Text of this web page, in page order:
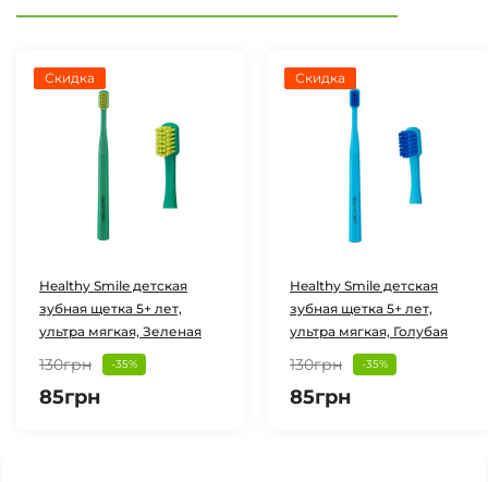
Скидка
Healthy Smile детская
зубная щетка 5+ лет,
ультра мягкая, Зеленая
130грн -35%
85грн
Скидка
Healthy Smile детская
зубная щетка 5+ лет,
ультра мягкая, Голубая
130грн -35%
85грн